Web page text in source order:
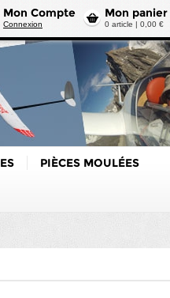
Mon panier
0 article | 0,00 €
Mon Compte
Connexion
PIÈCES MOULÉES